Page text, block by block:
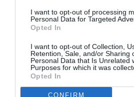
I want to opt-out of processing
Personal Data for Targeted
Opted In
I want to opt-out of Collection,
Retention, Sale, and/or Sharing
Personal Data that Is Unrelated
Purposes for which it was
Opted In
CONFIRM
detenzione in Libia è
Articolo seguente
denunciato? La
TI POTREBBERO